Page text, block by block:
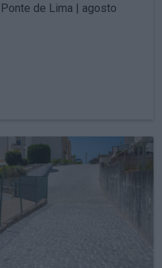
de Lima | agosto